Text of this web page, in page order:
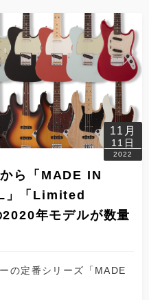
11月
11日
2022
ら「MADE IN
」「Limited
年モデルが数量
の定番シリーズ「MADE